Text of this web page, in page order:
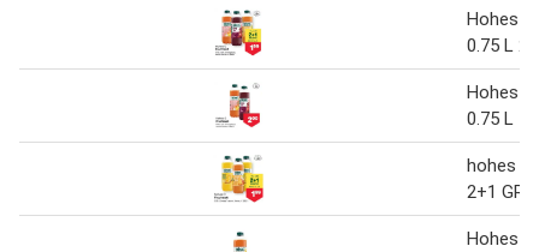
Hohes
0.75 L
Hohes
0.75 L
hohes
2+1
Hohes